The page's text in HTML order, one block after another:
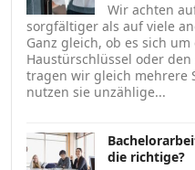
Wir achten
sorgfältiger als auf viele
Ganz gleich, ob es sich
Haustürschlüssel oder
tragen wir gleich mehrere
nutzen sie unzählige...
die richtige?